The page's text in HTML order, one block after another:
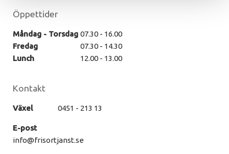
Öppettider
Måndag - Torsdag 07.30 - 16.00
Fredag
07.30 - 14.30
Lunch
12.00 - 13.00
Kontakt
Växel 0451 - 213 13
E-post
info@frisortjanst.se